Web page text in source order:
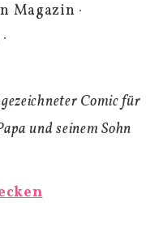
Magazin ·
Comic für
und seinem Sohn